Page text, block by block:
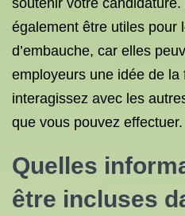
soutenir votre
également être utiles pour
d’embauche, car elles
employeurs une idée de la
interagissez avec les
que vous pouvez effectuer.
Quelles
être incluses